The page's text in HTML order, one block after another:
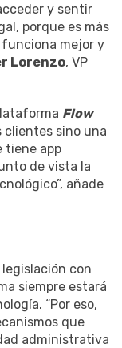
y sentir
porque es más
mejor y
Lorenzo, VP
Flow
clientes sino una
tiene app
de vista la
añade
con
siempre estará
“Por eso,
que
administrativa